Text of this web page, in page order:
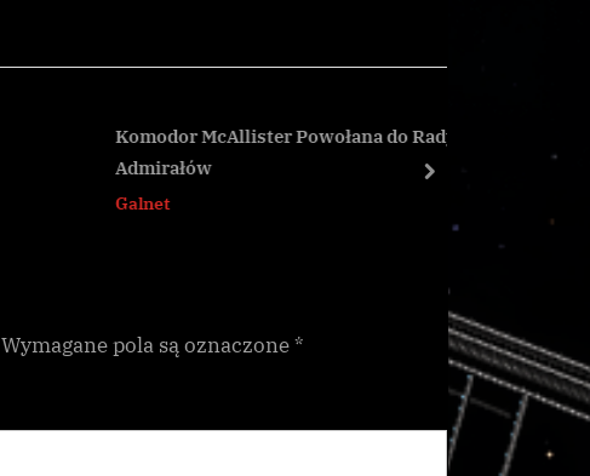
o
Komodor McAllister Powołana do Rady
Admirałów
next
Wymagane pola są oznaczone*